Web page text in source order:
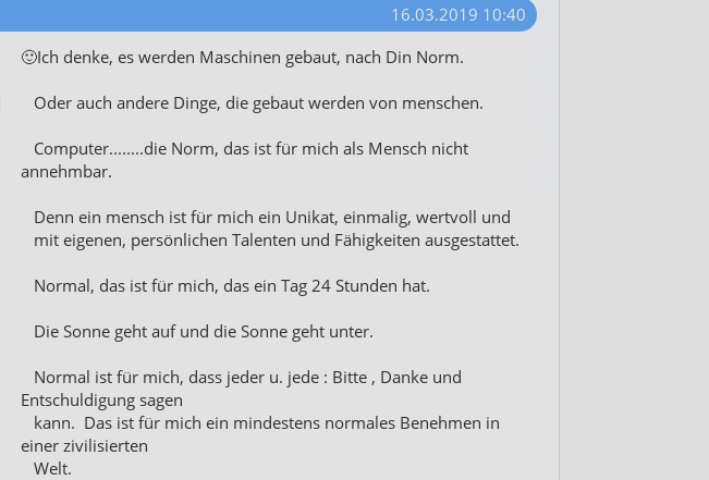
16.03.2019 10:40
🙂Ich denke, es werden Maschinen gebaut, nach Din Norm.
Oder auch andere Dinge, die gebaut werden von menschen.
Computer........die Norm, das ist für mich als Mensch nicht
annehmbar.
Denn ein mensch ist für mich ein Unikat, einmalig, wertvoll und
mit eigenen, persönlichen Talenten und Fähigkeiten ausgestattet.
Normal, das ist für mich, das ein Tag 24 Stunden hat.
Die Sonne geht auf und die Sonne geht unter.
Normal ist für mich, dass jeder u. jede : Bitte , Danke und
Entschuldigung sagen
kann. Das ist für mich ein mindestens normales Benehmen in
einer zivilisierten
Welt.